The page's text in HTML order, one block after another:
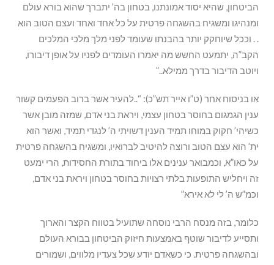
הביטחון, שהיא יסוד אמונתנו, בטחון בה’ יתברך שהוא בורא עולם
ומנהיגו ומשגיח בהשגחה פרטית על כל אחד ואחד ועצם הטוב הוא
. . וככל שיוחקק יותר בהבנתו שעומד לפני מלך מלכי המלכים
הקב”ה, יתמעט החשש מה יאמרו העומדים לפניו על אופן דיבורו,
ויוטב הדיבור בדרך ממילא..”
או בניסוח אחר (ט”ו אייר תש”כ): “..להעיר אשר ברוב הפעמים קשור
ענין הגמגום בחוסר בטחון עצמי, ויראת בני אדם, שמזה מובן אשר
כשיהי’ חקוק במוחו תמיד הענין דשויתי ה’ לנגדי תמיד, ואשר הוא
ית’ הוא עצם הטוב ורוצה להיטיב לברואיו, ומשגיח בהשגחה פרטית
על כאו”א, וכמבואר ענינים אלו ביחוד בתורת החסידות, הרי ימעט
זה ויחליש התופעות בלתי רצויות בחוסר בטחון ויראת בני אדם,
וכמ”ש ה’ לי לא אירא”
כלומר, בזה מנסח הרבי נוסחה שתועיל בטווח הקצר והארוך
ותסייע לדיבור שוטף באמצעות חיזוק הביטחון בבורא העולם
ובהשגחה פרטית. כי כשאדם יודע שכל צעדיו מלווים, ושמורים